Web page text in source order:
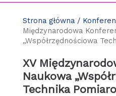
Strona główna/
Międzynarodowa
„Współrzędnościowa
XV
Naukowa
Technika